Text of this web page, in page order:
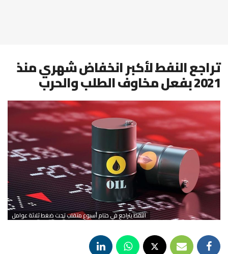
تراجع النفط لأكبر انخفاض شهري منذ
2021 بفعل مخاوف الطلب والحرب
النفط يتراجع في ختام أسبوع متقلب تحت ضغط ثلاثة عوامل